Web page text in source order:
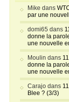
Mike dans
par une
domi65 dans
donne la
une nouvelle
Moulin dans
donne la
une nouvelle
Carajo dans
Blee ? (3/3)